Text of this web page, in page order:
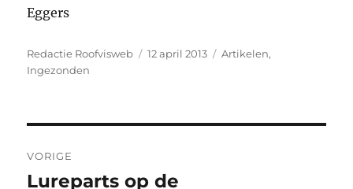
Eggers
Auteur
Redactie Roofvisweb
Geplaatst
12 april 2013 Categorieën
Artikelen,
Ingezonden
navigatie
VORIGE
Vorig
Lureparts op de